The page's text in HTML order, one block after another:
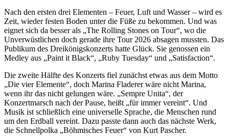
Nach den ersten drei Elementen – Feuer, Luft und Wasser – wird es
Zeit, wieder festen Boden unter die Füße zu bekommen. Und was
eignet sich da besser als „The Rolling Stones on Tour“, wo die
Unverwüstlichen doch gerade ihre Tour 2026 absagen mussten. Das
Publikum des Dreikönigskonzerts hatte Glück. Sie genossen ein
Medley aus „Paint it Black“, „Ruby Tuesday“ und „Satisfaction“.
Die zweite Hälfte des Konzerts fiel zunächst etwas aus dem Motto
„Die vier Elemente“, doch Marina Fladerer wäre nicht Marina,
wenn ihr das nicht gelungen wäre. „Sempre Unita“, der
Konzertmarsch nach der Pause, heißt „für immer vereint“. Und
Musik ist schließlich eine universelle Sprache, die Menschen rund
um den Erdball vereint. Dazu passte dann auch das nächste Werk,
die Schnellpolka „Böhmisches Feuer“ von Kurt Pascher.